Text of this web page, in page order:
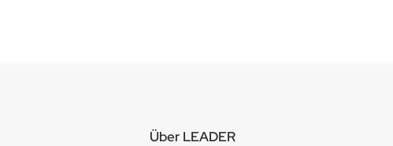
Über LEADER